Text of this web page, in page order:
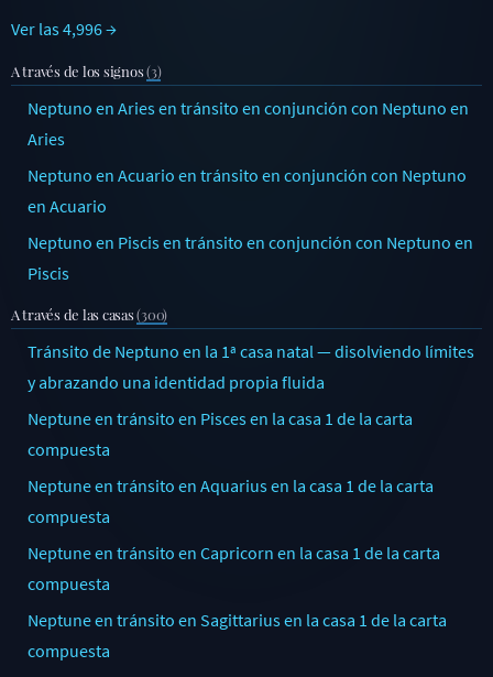
Ver las 4,996 →
A través de los signos(3)
Neptuno en Aries en tránsito en conjunción con Neptuno en
Aries
Neptuno en Acuario en tránsito en conjunción con Neptuno
en Acuario
Neptuno en Piscis en tránsito en conjunción con Neptuno en
Piscis
A través de las casas(300)
Tránsito de Neptuno en la 1ª casa natal — disolviendo límites
y abrazando una identidad propia fluida
Neptune en tránsito en Pisces en la casa 1 de la carta
compuesta
Neptune en tránsito en Aquarius en la casa 1 de la carta
compuesta
Neptune en tránsito en Capricorn en la casa 1 de la carta
compuesta
Neptune en tránsito en Sagittarius en la casa 1 de la carta
compuesta